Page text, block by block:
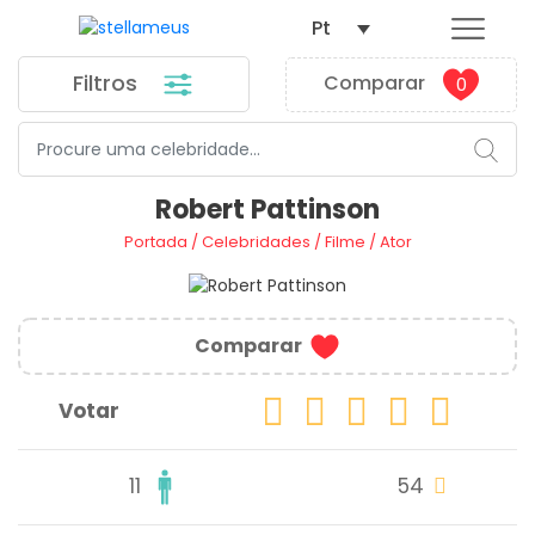
Filtros Comparar 0
Pt
Robert Pattinson
Portada /Celebridades /Filme /Ator
Comparar
Votar
11 54